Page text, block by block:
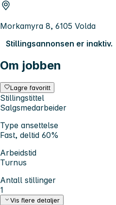
Morkamyra 8, 6105 Volda
Stillingsannonsen er inaktiv.
Om jobben
Lagre favoritt
Stillingstittel
Salgsmedarbeider
Type ansettelse
Fast, deltid 60%
Arbeidstid
Turnus
Antall stillinger
1
Vis flere detaljer